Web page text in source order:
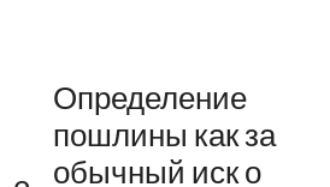
Определение
пошлины как за
обычный иск о